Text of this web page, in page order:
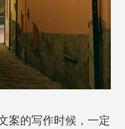
案的写作时候，一定